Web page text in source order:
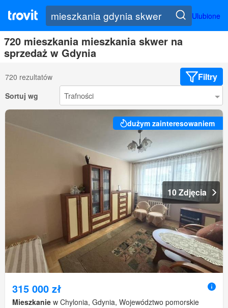
Ulubione
720 mieszkania mieszkania skwer na
sprzedaż w Gdynia
720 rezultatów Filtry
Sortuj wg
dużym zainteresowaniem
10 Zdjęcia
315 000 zł
Mieszkanie w Chylonia, Gdynia, Województwo pomorskie